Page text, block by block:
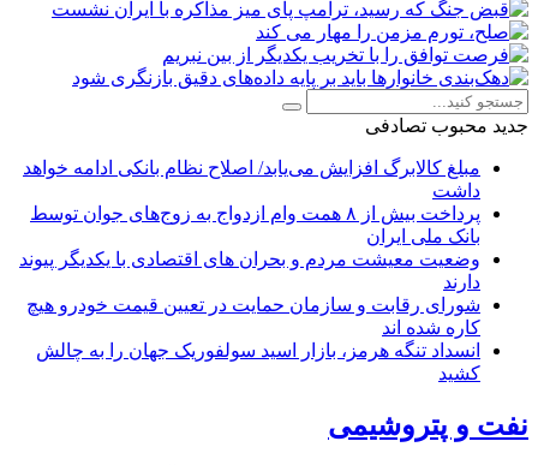
جدید محبوب تصادفی
مبلغ کالابرگ افزایش می‌یابد/ اصلاح نظام بانکی ادامه خواهد
داشت
پرداخت بیش از ۸ همت وام ازدواج به زوج‌های جوان توسط
بانک ملی ایران
وضعیت معیشت مردم و بحران های اقتصادی با یکدیگر پیوند
دارند
شورای رقابت و سازمان حمایت در تعیین قیمت خودرو هیچ
کاره شده اند
انسداد تنگه هرمز، بازار اسید سولفوریک جهان را به چالش
کشید
نفت و پتروشیمی